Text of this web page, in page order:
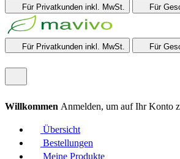
Für Privatkunden inkl. MwSt. Für
Für Privatkunden inkl. MwSt. Für
Willkommen Anmelden, um auf Ihr Konto
Übersicht
Bestellungen
Meine Produkte